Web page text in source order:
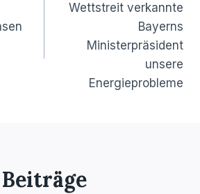
Wettstreit verkannte
Bayerns
Ministerpräsident
unsere
Energieprobleme